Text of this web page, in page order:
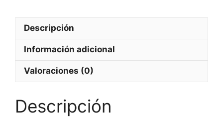
Descripción
Información adicional
Valoraciones (0)
Descripción